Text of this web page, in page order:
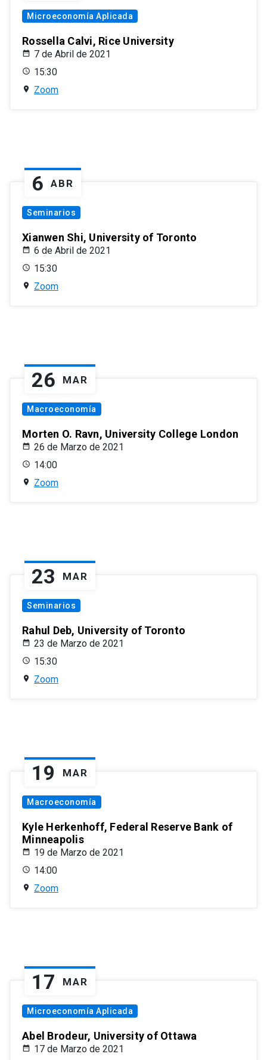
Microeconomía Aplicada
Rossella Calvi, Rice University
7 de Abril de 2021
15:30
Zoom
6 ABR
Seminarios
Xianwen Shi, University of Toronto
6 de Abril de 2021
15:30
Zoom
26 MAR
Macroeconomía
Morten O. Ravn, University College London
26 de Marzo de 2021
14:00
Zoom
23 MAR
Seminarios
Rahul Deb, University of Toronto
23 de Marzo de 2021
15:30
Zoom
19 MAR
Macroeconomía
Kyle Herkenhoff, Federal Reserve Bank of
Minneapolis
19 de Marzo de 2021
14:00
Zoom
17 MAR
Microeconomía Aplicada
Abel Brodeur, University of Ottawa
17 de Marzo de 2021